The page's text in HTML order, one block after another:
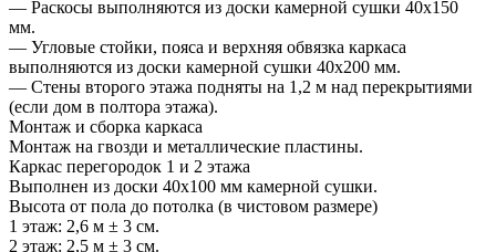
— Раскосы выполняются из доски камерной сушки 40х150
мм.
— Угловые стойки, пояса и верхняя обвязка каркаса
выполняются из доски камерной сушки 40х200 мм.
— Стены второго этажа подняты на 1,2 м над перекрытиями
(если дом в полтора этажа).
Монтаж и сборка каркаса
Монтаж на гвозди и металлические пластины.
Каркас перегородок 1 и 2 этажа
Выполнен из доски 40х100 мм камерной сушки.
Высота от пола до потолка (в чистовом размере)
1 этаж: 2,6 м ± 3 см.
2 этаж: 2,5 м ± 3 см.